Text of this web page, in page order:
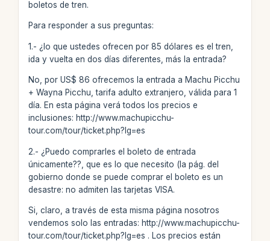
boletos de tren.
Para responder a sus preguntas:
1.- ¿lo que ustedes ofrecen por 85 dólares es el tren,
ida y vuelta en dos días diferentes, más la entrada?
No, por US$ 86 ofrecemos la entrada a Machu Picchu
+ Wayna Picchu, tarifa adulto extranjero, válida para 1
día. En esta página verá todos los precios e
inclusiones: http://www.machupicchu-
tour.com/tour/ticket.php?lg=es
2.- ¿Puedo comprarles el boleto de entrada
únicamente??, que es lo que necesito (la pág. del
gobierno donde se puede comprar el boleto es un
desastre: no admiten las tarjetas VISA.
Si, claro, a través de esta misma página nosotros
vendemos solo las entradas: http://www.machupicchu-
tour.com/tour/ticket.php?lg=es . Los precios están